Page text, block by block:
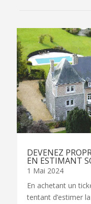
DEVENEZ
EN ESTIMANT
1 Mai 2024
En achetant un
tentant d’estimer